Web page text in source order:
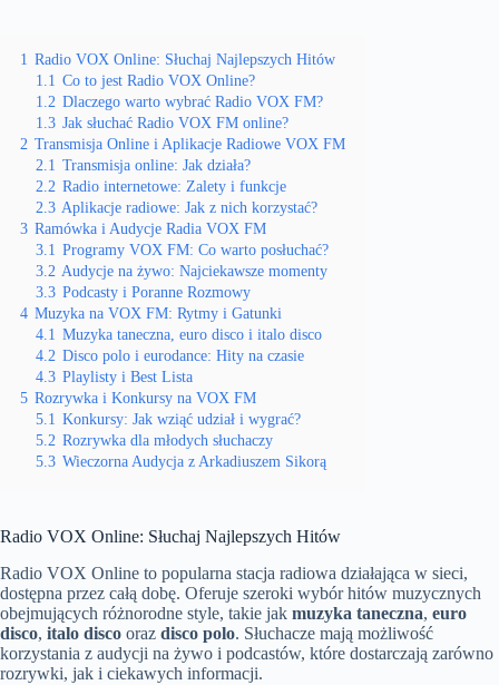
1 Radio VOX Online: Słuchaj Najlepszych Hitów
1.1 Co to jest Radio VOX Online?
1.2 Dlaczego warto wybrać Radio VOX FM?
1.3 Jak słuchać Radio VOX FM online?
2 Transmisja Online i Aplikacje Radiowe VOX FM
2.1 Transmisja online: Jak działa?
2.2 Radio internetowe: Zalety i funkcje
2.3 Aplikacje radiowe: Jak z nich korzystać?
3 Ramówka i Audycje Radia VOX FM
3.1 Programy VOX FM: Co warto posłuchać?
3.2 Audycje na żywo: Najciekawsze momenty
3.3 Podcasty i Poranne Rozmowy
4 Muzyka na VOX FM: Rytmy i Gatunki
4.1 Muzyka taneczna, euro disco i italo disco
4.2 Disco polo i eurodance: Hity na czasie
4.3 Playlisty i Best Lista
5 Rozrywka i Konkursy na VOX FM
5.1 Konkursy: Jak wziąć udział i wygrać?
5.2 Rozrywka dla młodych słuchaczy
5.3 Wieczorna Audycja z Arkadiuszem Sikorą
Radio VOX Online: Słuchaj Najlepszych Hitów
Radio VOX Online to popularna stacja radiowa działająca w sieci,
dostępna przez całą dobę. Oferuje szeroki wybór hitów muzycznych
obejmujących różnorodne style, takie jak muzyka taneczna, euro
disco, italo disco oraz disco polo. Słuchacze mają możliwość
korzystania z audycji na żywo i podcastów, które dostarczają zarówno
rozrywki, jak i ciekawych informacji.